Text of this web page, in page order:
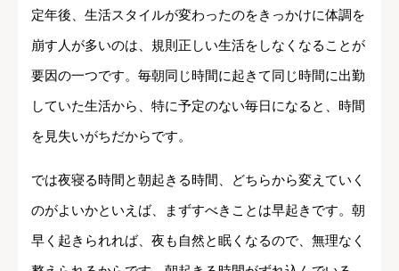
定年後、生活スタイルが変わったのをきっかけに体調を
崩す人が多いのは、規則正しい生活をしなくなることが
要因の一つです。毎朝同じ時間に起きて同じ時間に出勤
していた生活から、特に予定のない毎日になると、時間
を見失いがちだからです。
では夜寝る時間と朝起きる時間、どちらから変えていく
のがよいかといえば、まずすべきことは早起きです。朝
早く起きられれば、夜も自然と眠くなるので、無理なく